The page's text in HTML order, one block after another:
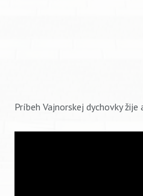
Príbeh Vajnorskej dychovky